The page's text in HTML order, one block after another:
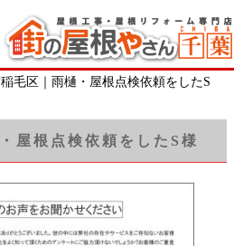
毛区｜雨樋・屋根点検依頼をしたS
屋根点検依頼をしたS様